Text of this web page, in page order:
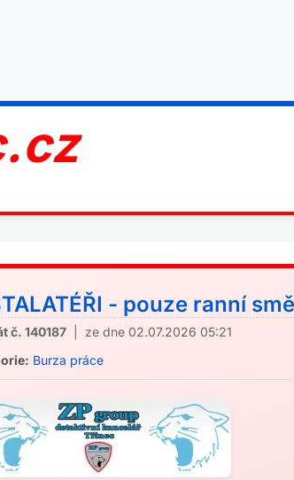
- pouze ranní
č. 140187 | ze dne 02.07.2026 05:21
Burza práce